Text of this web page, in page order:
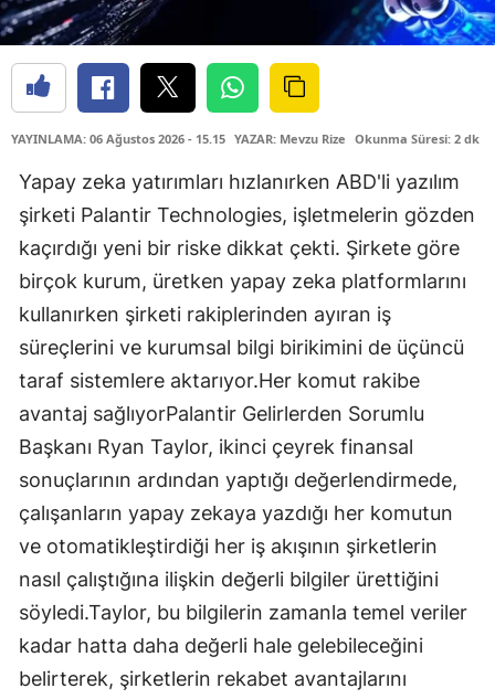
YAYINLAMA: 06 Ağustos 2026 - 15.15 YAZAR: Mevzu Rize Okunma Süresi: 2 dk
Yapay zeka yatırımları hızlanırken ABD'li yazılım
şirketi Palantir Technologies, işletmelerin gözden
kaçırdığı yeni bir riske dikkat çekti. Şirkete göre
birçok kurum, üretken yapay zeka platformlarını
kullanırken şirketi rakiplerinden ayıran iş
süreçlerini ve kurumsal bilgi birikimini de üçüncü
taraf sistemlere aktarıyor.Her komut rakibe
avantaj sağlıyorPalantir Gelirlerden Sorumlu
Başkanı Ryan Taylor, ikinci çeyrek finansal
sonuçlarının ardından yaptığı değerlendirmede,
çalışanların yapay zekaya yazdığı her komutun
ve otomatikleştirdiği her iş akışının şirketlerin
nasıl çalıştığına ilişkin değerli bilgiler ürettiğini
söyledi.Taylor, bu bilgilerin zamanla temel veriler
kadar hatta daha değerli hale gelebileceğini
belirterek, şirketlerin rekabet avantajlarını